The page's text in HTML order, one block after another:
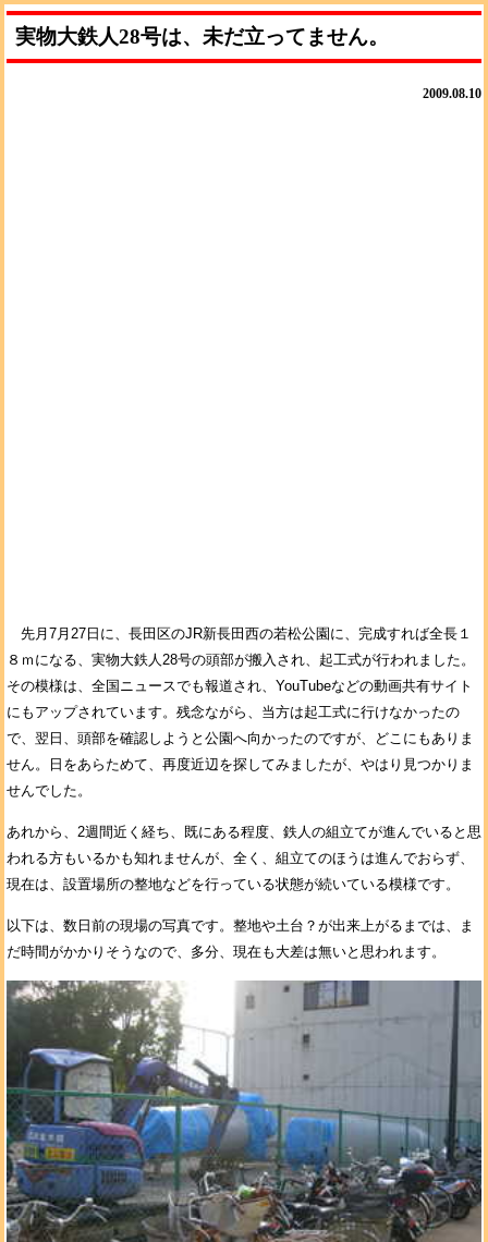
実物大鉄人28号は、未だ立ってません。
2009.08.10
先月7月27日に、長田区のJR新長田西の若松公園に、完成すれば全長１
８ｍになる、実物大鉄人28号の頭部が搬入され、起工式が行われました。
その模様は、全国ニュースでも報道され、YouTubeなどの動画共有サイト
にもアップされています。残念ながら、当方は起工式に行けなかったの
で、翌日、頭部を確認しようと公園へ向かったのですが、どこにもありま
せん。日をあらためて、再度近辺を探してみましたが、やはり見つかりま
せんでした。
あれから、2週間近く経ち、既にある程度、鉄人の組立てが進んでいると思
われる方もいるかも知れませんが、全く、組立てのほうは進んでおらず、
現在は、設置場所の整地などを行っている状態が続いている模様です。
以下は、数日前の現場の写真です。整地や土台？が出来上がるまでは、ま
だ時間がかかりそうなので、多分、現在も大差は無いと思われます。